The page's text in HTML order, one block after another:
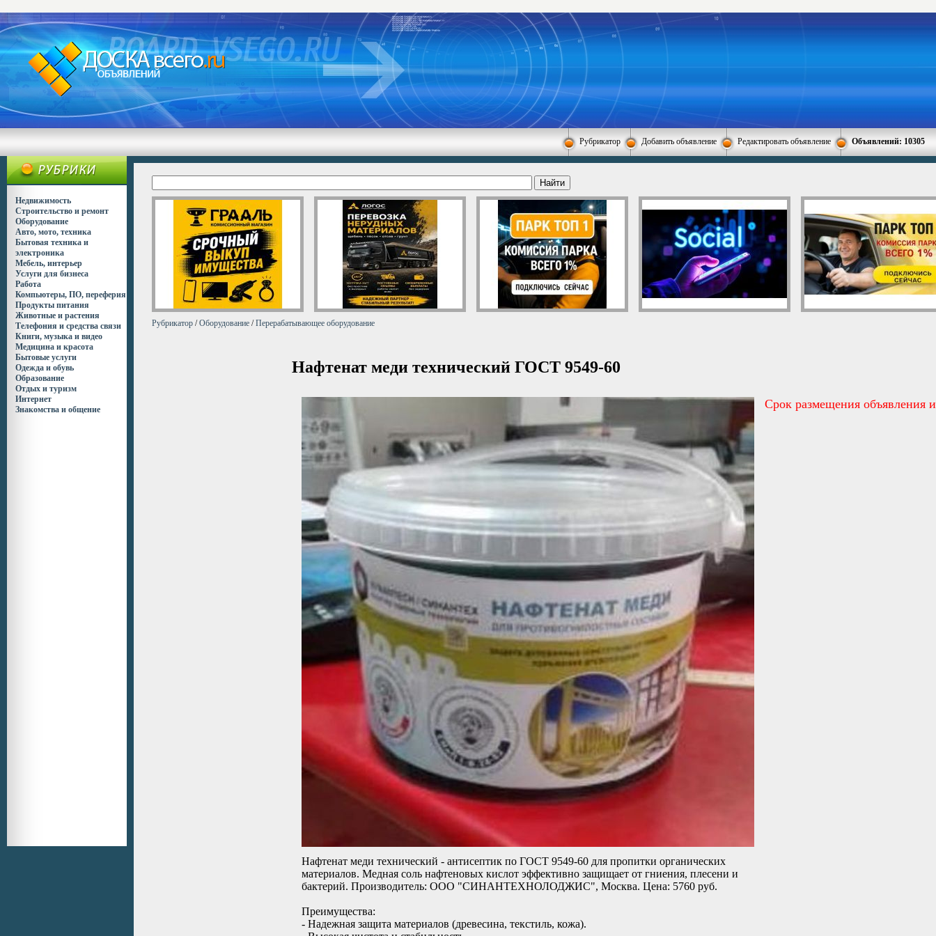
Рубрикатор Добавить объявление Редактировать объявление Объявлений: 10305
Недвижимость
Строительство и ремонт
Оборудование
Авто, мото, техника
Бытовая техника и
электроника
Мебель, интерьер
Услуги для бизнеса
Работа
Компьютеры, ПО, переферия
Продукты питания
Животные и растения
Телефония и средства связи
Книги, музыка и видео
Медицина и красота
Бытовые услуги
Одежда и обувь
Образование
Отдых и туризм
Интернет
Знакомства и общение
Рубрикатор /Оборудование /Перерабатывающее оборудование
Нафтенат меди технический ГОСТ 9549-60
Нафтенат меди технический - антисептик по ГОСТ 9549-60 для пропитки органических
материалов. Медная соль нафтеновых кислот эффективно защищает от гниения, плесени и
бактерий. Производитель: ООО "СИНАНТЕХНОЛОДЖИС", Москва. Цена: 5760 руб.
Преимущества:
- Надежная защита материалов (древесина, текстиль, кожа).
Срок размещения объявления